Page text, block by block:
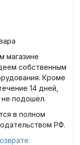
магазине
собственным
Кроме
14 дней,
не подошёл.
в полном
РФ.